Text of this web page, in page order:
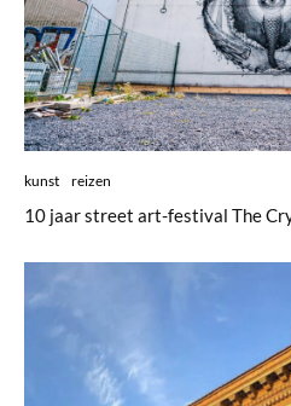
kunst reizen
10 jaar street art-festival The